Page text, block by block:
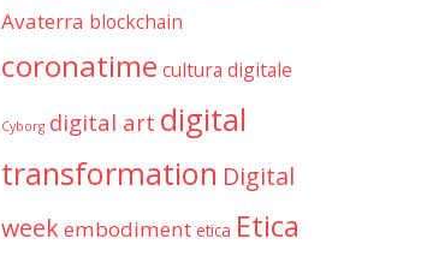
Avaterra blockchain
coronatime cultura digitale
Cyborg digital art digital
transformation Digital
weekembodiment etica Etica